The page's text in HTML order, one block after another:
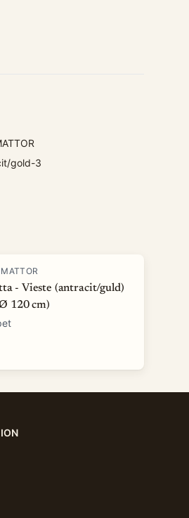
gold-3
- Vieste (antracit/guld)
120 cm)